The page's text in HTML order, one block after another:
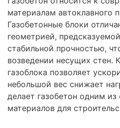
материалам автоклавного
Газобетонные блоки
геометрией,
стабильной прочностью,
возведении несущих стен.
газоблока позволяет
небольшой вес снижает
делает газобетон одним
материалов для